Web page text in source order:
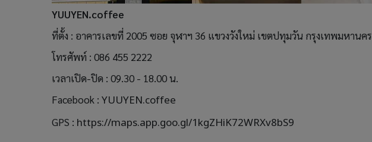
YUUYEN.coffee
ที่ตั้ง : อาคารเลขที่ 2005 ซอย จุฬาฯ 36 แขวงวังใหม่ เขตปทุมวัน กรุงเทพมหานค
โทรศัพท์ : 086 455 2222
เวลาเปิด-ปิด : 09.30 - 18.00 น.
Facebook : YUUYEN.coffee
GPS : https://maps.app.goo.gl/1kgZHiK72WRXv8bS9